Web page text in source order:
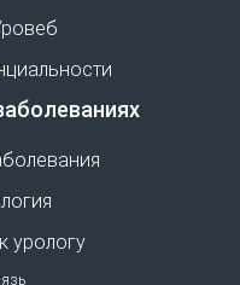
урологу